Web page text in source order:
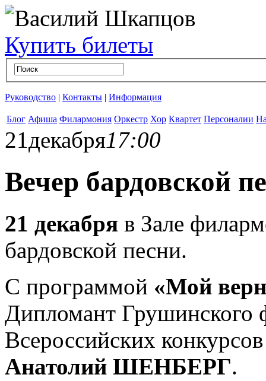
Купить билеты
Руководство | Контакты | Информация
Блог Афиша Филармония Оркестр Хор Квартет Персоналии
21 декабря17:00
Вечер бардовской
21 декабря в Зале
бардовской песни.
С программой «Мой
Дипломант Грушинского
Всероссийских
Анатолий ШЕНБЕРГ.